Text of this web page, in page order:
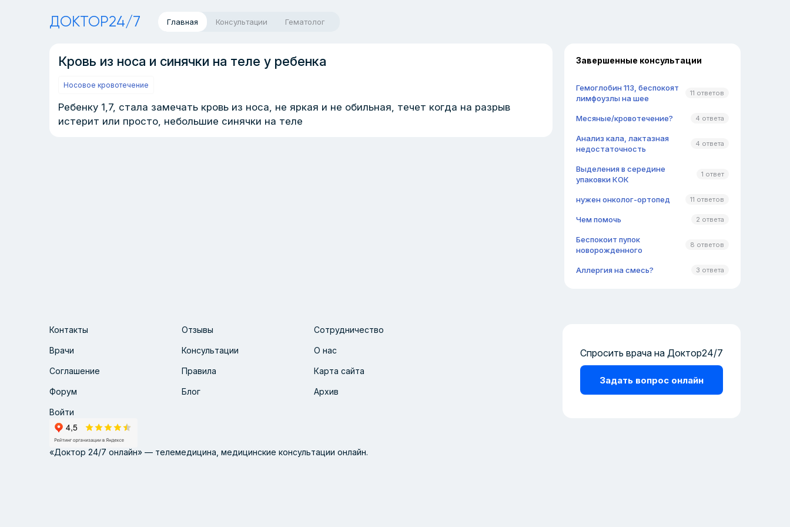
ДОКТОР24/7 Главная Консультации Гематолог
Кровь из носа и синячки на теле у ребенка
Носовое кровотечение
Ребенку 1,7, стала замечать кровь из носа, не яркая и не обильная, течет когда на разрыв
истерит или просто, небольшие синячки на теле
Завершенные консультации
Гемоглобин 113, беспокоят
лимфоузлы на шее
11 ответов
Месяные/кровотечение? 4 ответа
Анализ кала, лактазная
недостаточность
4 ответа
Выделения в середине
упаковки КОК
1 ответ
нужен онколог-ортопед 11 ответов
Чем помочь 2 ответа
Беспокоит пупок
новорожденного
8 ответов
Аллергия на смесь? 3 ответа
Контакты Отзывы Сотрудничество
Врачи Консультации О нас
Соглашение Правила Карта сайта
Форум Блог Архив
Войти
Спросить врача на Доктор24/7
Задать вопрос онлайн
«Доктор 24/7 онлайн» — телемедицина, медицинские консультации онлайн.